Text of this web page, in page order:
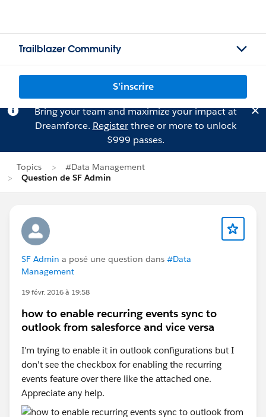
Trailblazer Community
S'inscrire
Bring your team and maximize your impact at
Dreamforce. Registerthree or more to unlock
$999 passes.
Topics
#Data Management
Question de SF Admin
SF Admin a posé une question dans #Data
Management
19 févr. 2016 à 19:58
how to enable recurring events sync to
outlook from salesforce and vice versa
I'm trying to enable it in outlook configurations but I
don't see the checkbox for enabling the recurring
events feature over there like the attached one.
Appreciate any help.